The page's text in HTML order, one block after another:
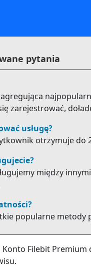
pytania
zarejestrować,
usługę?
otrzymuje do
między
popularne metody
Konto Filebit Premium